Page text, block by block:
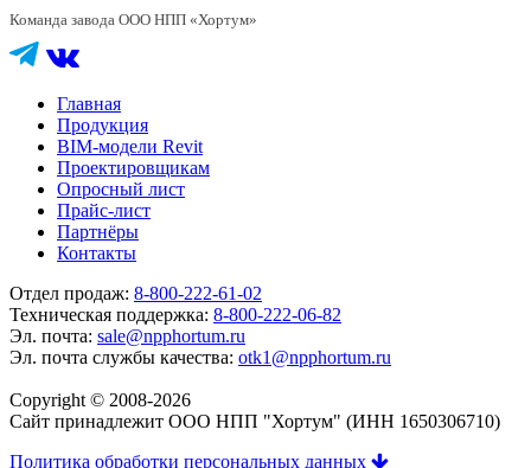
Команда завода ООО НПП «Хортум»
Главная
Продукция
BIM-модели Revit
Проектировщикам
Опросный лист
Прайс-лист
Партнёры
Контакты
Отдел продаж: 8-800-222-61-02
Техническая поддержка: 8-800-222-06-82
Эл. почта: sale@npphortum.ru
Эл. почта службы качества: otk1@npphortum.ru
Copyright © 2008-2026
Cайт принадлежит ООО НПП "Хортум" (ИНН 1650306710)
Политика обработки персональных данных